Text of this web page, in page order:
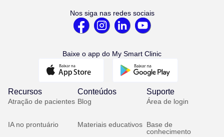
Nos siga nas redes sociais
Baixe o app do My Smart Clinic
Recursos
Atração de pacientes
IA no prontuário
Conteúdos
Blog
Materiais educativos
Suporte
Área de login
Base de
conhecimento